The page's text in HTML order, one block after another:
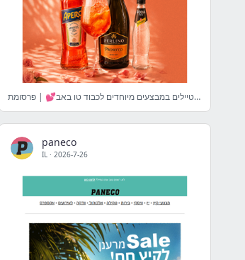
מי משלים אותך? 🍸 סופש קוקטיילים במבצעים מיוחדים לכבוד טו באב💕 | פרסומת
paneco
IL · 2026-7-26